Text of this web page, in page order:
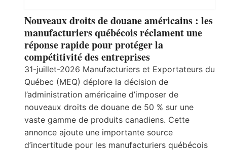
Nouveaux droits de douane américains : les
manufacturiers québécois réclament une
réponse rapide pour protéger la
compétitivité des entreprises
31-juillet-2026 Manufacturiers et Exportateurs du
Québec (MEQ) déplore la décision de
l’administration américaine d’imposer de
nouveaux droits de douane de 50 % sur une
vaste gamme de produits canadiens. Cette
annonce ajoute une importante source
d’incertitude pour les manufacturiers québécois